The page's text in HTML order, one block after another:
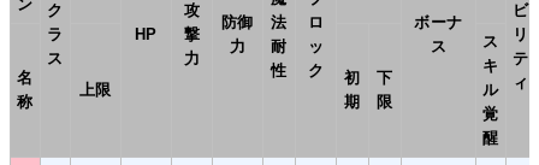
ン
ク
ラ
ス
HP
攻
撃
力
防御
力
法
耐
性
ロ
ッ
ク
ボーナ
ス
ビ
リ
テ
ィ
名
称
上限
初
期
下
限
ス
キ
ル
覚
醒